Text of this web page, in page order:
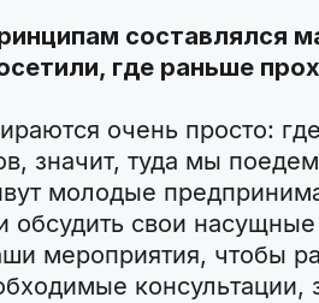
составлялся
где раньше
очень просто:
значит, туда мы
молодые
и обсудить свои
мероприятия, чтобы
консультации,